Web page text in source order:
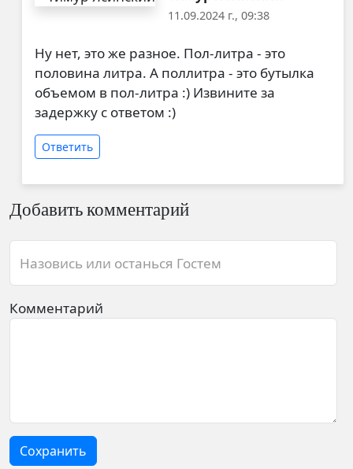
11.09.2024 г., 09:38
Ну нет, это же разное. Пол-литра - это
половина литра. А поллитра - это бутылка
объемом в пол-литра :) Извините за
задержку с ответом :)
Ответить
Добавить комментарий
Назовись или останься Гостем
Комментарий
Сохранить